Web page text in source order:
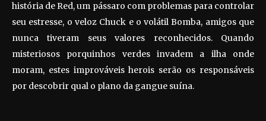
história de Red, um pássaro com problemas para controlar
seu estresse, o veloz Chuck e o volátil Bomba, amigos que
nunca tiveram seus valores reconhecidos. Quando
misteriosos porquinhos verdes invadem a ilha onde
moram, estes improváveis herois serão os responsáveis
por descobrir qual o plano da gangue suína.